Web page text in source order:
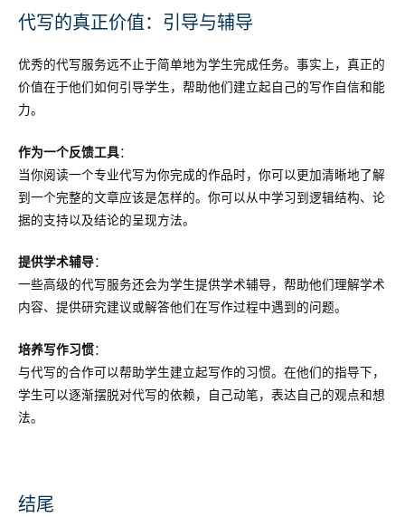
代写的真正价值：引导与辅导
优秀的代写服务远不止于简单地为学生完成任务。事实上，真正的
价值在于他们如何引导学生，帮助他们建立起自己的写作自信和能
力。
作为一个反馈工具：
当你阅读一个专业代写为你完成的作品时，你可以更加清晰地了解
到一个完整的文章应该是怎样的。你可以从中学习到逻辑结构、论
据的支持以及结论的呈现方法。
提供学术辅导：
一些高级的代写服务还会为学生提供学术辅导，帮助他们理解学术
内容、提供研究建议或解答他们在写作过程中遇到的问题。
培养写作习惯：
与代写的合作可以帮助学生建立起写作的习惯。在他们的指导下，
学生可以逐渐摆脱对代写的依赖，自己动笔，表达自己的观点和想
法。
结尾